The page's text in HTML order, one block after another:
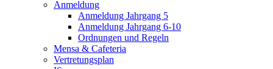
Anmeldung
Anmeldung Jahrgang 5
Anmeldung Jahrgang 6-10
Ordnungen und Regeln
Mensa & Cafeteria
Vertretungsplan